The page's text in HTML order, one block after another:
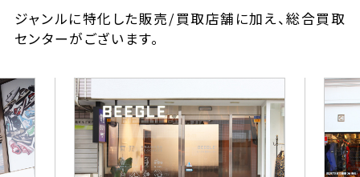
ジャンルに特化した販売/買取店舗に加え、総合買取
センターがございます。